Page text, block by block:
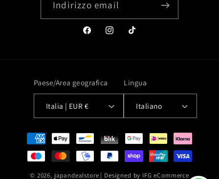
Indirizzo email
FacebookInstagramTikTok
Paese/Area geografica
Italia | EUR €
Lingua
Italiano
Metodi
di
pagamento
© 2026, japandealstore | Designed by IFG eCommerce